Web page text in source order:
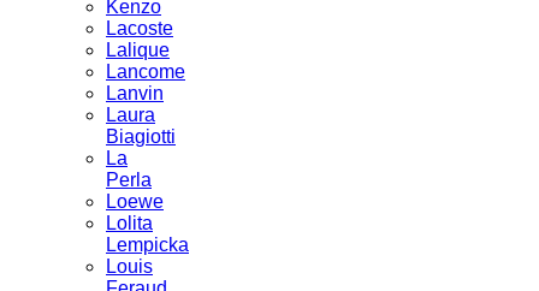
Kenzo
Lacoste
Lalique
Lancome
Lanvin
Laura
Biagiotti
La
Perla
Loewe
Lolita
Lempicka
Louis